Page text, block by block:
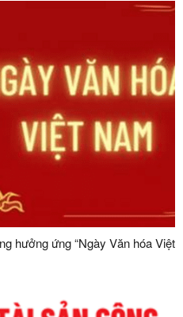
hưởng ứng “Ngày Văn hóa Việt